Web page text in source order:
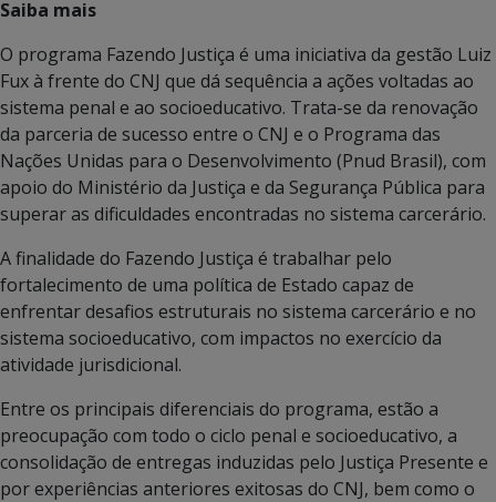
Saiba mais
O programa Fazendo Justiça é uma iniciativa da gestão Luiz
Fux à frente do CNJ que dá sequência a ações voltadas ao
sistema penal e ao socioeducativo. Trata-se da renovação
da parceria de sucesso entre o CNJ e o Programa das
Nações Unidas para o Desenvolvimento (Pnud Brasil), com
apoio do Ministério da Justiça e da Segurança Pública para
superar as dificuldades encontradas no sistema carcerário.
A finalidade do Fazendo Justiça é trabalhar pelo
fortalecimento de uma política de Estado capaz de
enfrentar desafios estruturais no sistema carcerário e no
sistema socioeducativo, com impactos no exercício da
atividade jurisdicional.
Entre os principais diferenciais do programa, estão a
preocupação com todo o ciclo penal e socioeducativo, a
consolidação de entregas induzidas pelo Justiça Presente e
por experiências anteriores exitosas do CNJ, bem como o